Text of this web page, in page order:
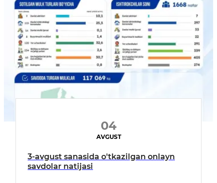
04
AVGUST
3-avgust sanasida o'tkazilgan onlayn
savdolar natijasi